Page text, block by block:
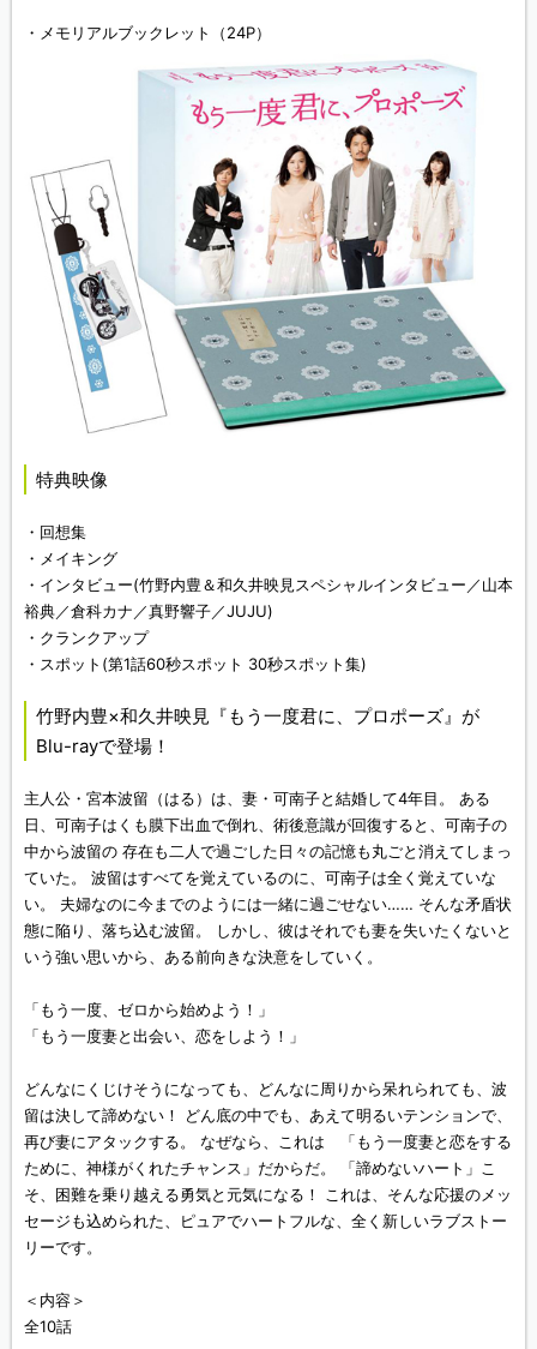
・メモリアルブックレット（24P）
特典映像
・回想集
・メイキング
・インタビュー(竹野内豊＆和久井映見スペシャルインタビュー／山本
裕典／倉科カナ／真野響子／JUJU)
・クランクアップ
・スポット(第1話60秒スポット 30秒スポット集)
竹野内豊×和久井映見『もう一度君に、プロポーズ』が
Blu-rayで登場！
主人公・宮本波留（はる）は、妻・可南子と結婚して4年目。 ある
日、可南子はくも膜下出血で倒れ、術後意識が回復すると、可南子の
中から波留の 存在も二人で過ごした日々の記憶も丸ごと消えてしまっ
ていた。 波留はすべてを覚えているのに、可南子は全く覚えていな
い。 夫婦なのに今までのようには一緒に過ごせない…… そんな矛盾状
態に陥り、落ち込む波留。 しかし、彼はそれでも妻を失いたくないと
いう強い思いから、ある前向きな決意をしていく。
「もう一度、ゼロから始めよう！」
「もう一度妻と出会い、恋をしよう！」
どんなにくじけそうになっても、どんなに周りから呆れられても、波
留は決して諦めない！ どん底の中でも、あえて明るいテンションで、
再び妻にアタックする。 なぜなら、これは 「もう一度妻と恋をする
ために、神様がくれたチャンス」だからだ。 「諦めないハート」こ
そ、困難を乗り越える勇気と元気になる！ これは、そんな応援のメッ
セージも込められた、ピュアでハートフルな、全く新しいラブストー
リーです。
＜内容＞
全10話